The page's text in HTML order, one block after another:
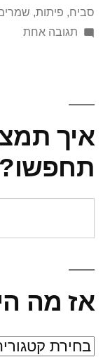
סביח, פיתות,
תגובה אחתעל
איך
תחפשו?
אז מה
אז